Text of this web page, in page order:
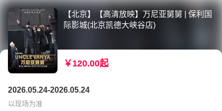
【北京】【高清放映】万尼亚舅舅 | 保利国
际影城(北京凯德大峡谷店)
￥120.00起
2026.05.24-2026.05.24
以现场为准